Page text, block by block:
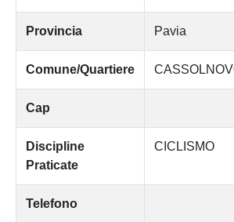
Provincia Pavia
Comune/Quartiere
Cap
Discipline
Praticate
CICLISMO
Telefono